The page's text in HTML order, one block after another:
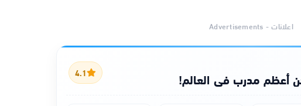
اعلانات - Advertisements
أعظم مدرب في العالم! 4.1